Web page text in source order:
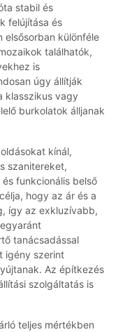
stabil és
felújítása és
elsősorban különféle
találhatók,
is
úgy állítják
klasszikus vagy
burkolatok álljanak
kínál,
szanitereket,
funkcionális belső
hogy az ár és a
így az exkluzívabb,
tanácsadással
igény szerint
Az építkezés
szolgáltatás is
teljes mértékben